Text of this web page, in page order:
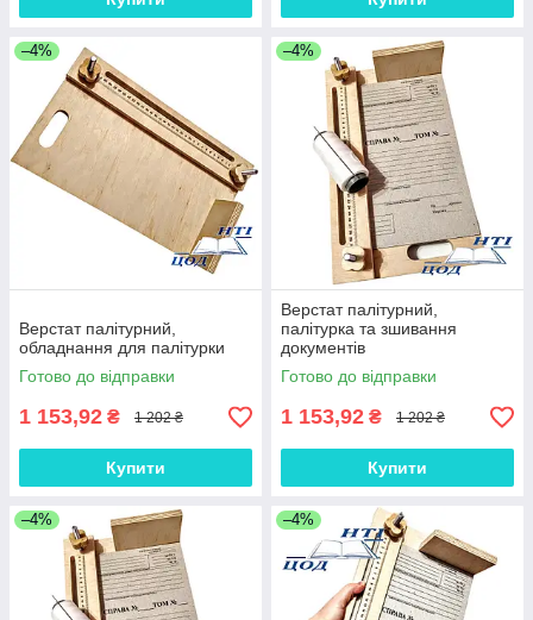
–4%
Верстат палітурний,
обладнання для палітурки
Готово до відправки
1 153,92 ₴ 1 202 ₴
Купити
–4%
Верстат палітурний,
палітурка та зшивання
документів
Готово до відправки
1 153,92 ₴ 1 202 ₴
Купити
–4% –4%